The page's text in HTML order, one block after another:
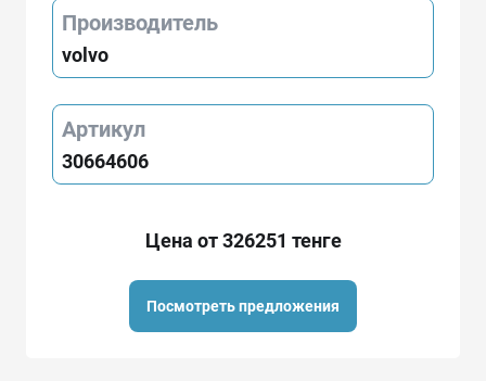
Производитель
volvo
Артикул
30664606
Цена от 326251 тенге
Посмотреть предложения